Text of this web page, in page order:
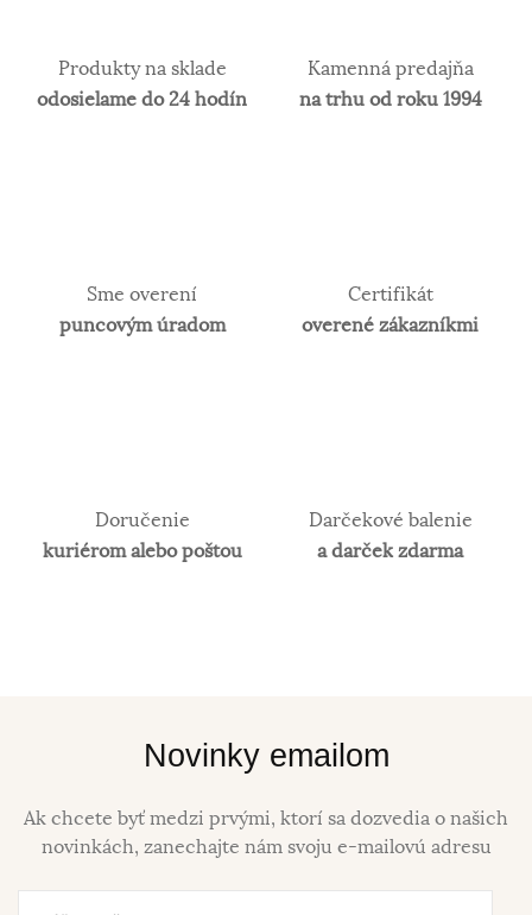
Produkty na sklade
odosielame do 24 hodín
Kamenná predajňa
na trhu od roku 1994
Sme overení
puncovým úradom
Certifikát
overené zákazníkmi
Doručenie
kuriérom alebo poštou
Darčekové balenie
a darček zdarma
Novinky emailom
Ak chcete byť medzi prvými, ktorí sa dozvedia o našich
novinkách, zanechajte nám svoju e-mailovú adresu